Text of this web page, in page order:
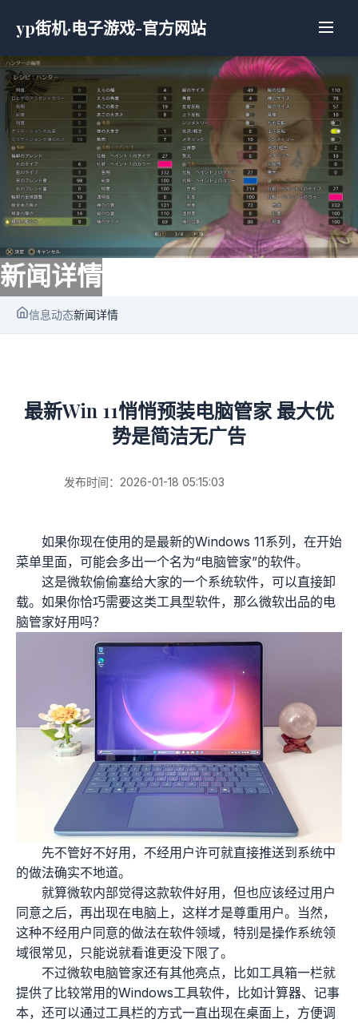
yp街机·电子游戏-官方网站
新闻详情
信息动态新闻详情
最新Win 11悄悄预装电脑管家 最大优
势是简洁无广告
发布时间：2026-01-18 05:15:03
如果你现在使用的是最新的Windows 11系列，在开始
菜单里面，可能会多出一个名为“电脑管家”的软件。
这是微软偷偷塞给大家的一个系统软件，可以直接卸
载。如果你恰巧需要这类工具型软件，那么微软出品的电
脑管家好用吗？
先不管好不好用，不经用户许可就直接推送到系统中
的做法确实不地道。
就算微软内部觉得这款软件好用，但也应该经过用户
同意之后，再出现在电脑上，这样才是尊重用户。当然，
这种不经用户同意的做法在软件领域，特别是操作系统领
域很常见，只能说就看谁更没下限了。
不过微软电脑管家还有其他亮点，比如工具箱一栏就
提供了比较常用的Windows工具软件，比如计算器、记事
本，还可以通过工具栏的方式一直出现在桌面上，方便调